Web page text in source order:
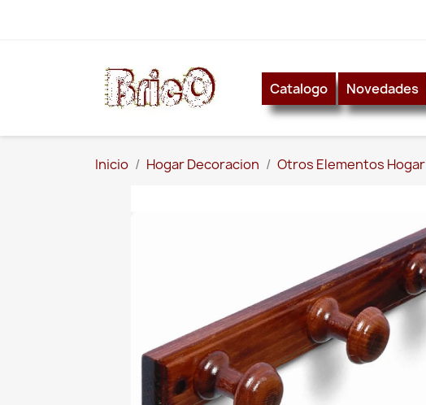
Catalogo Novedades
Inicio Hogar Decoracion Otros Elementos Hogar